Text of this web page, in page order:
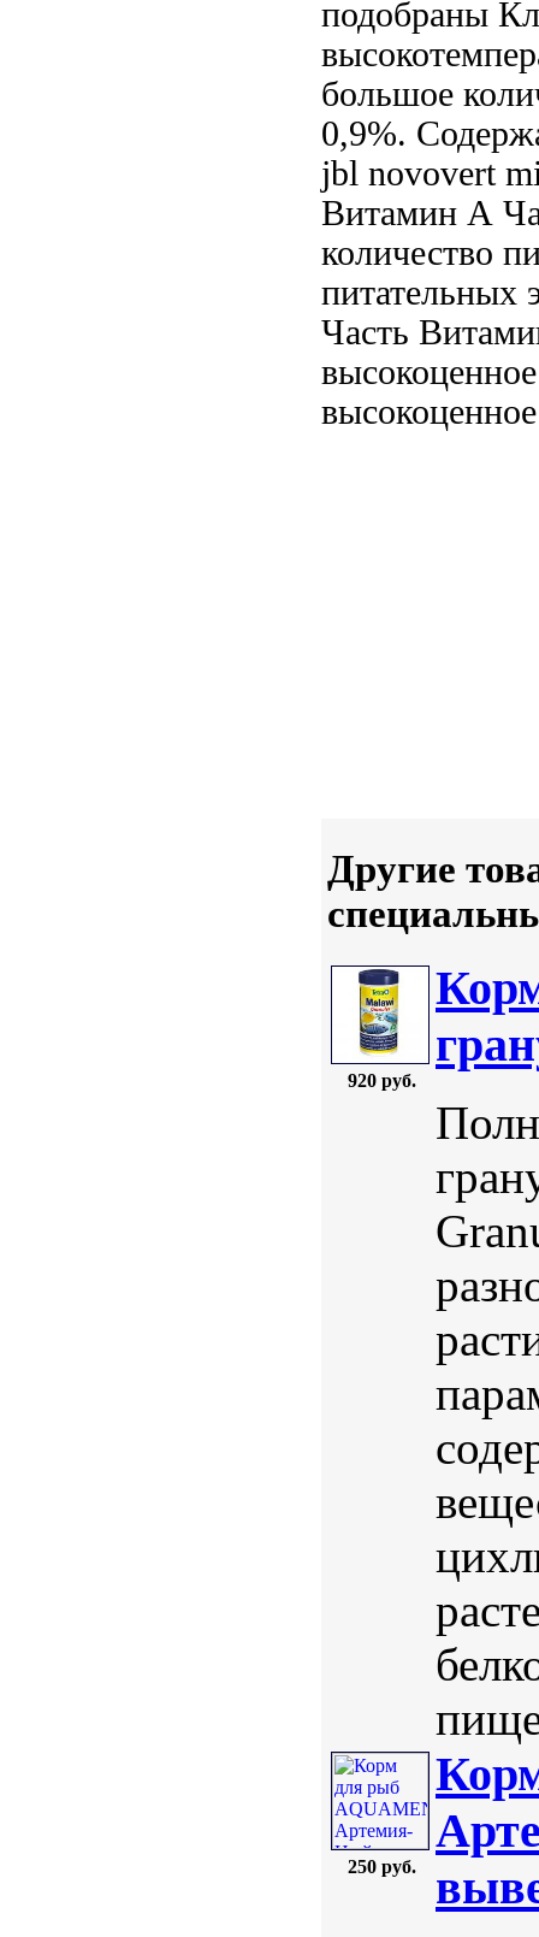
подобраны
большое
0,9%.
jbl novovert
Витамин А
количество
питательных
Часть
Другие
920 руб.
250 руб.